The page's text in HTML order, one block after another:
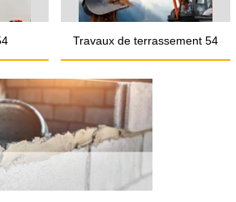
Travaux de terrassement 54